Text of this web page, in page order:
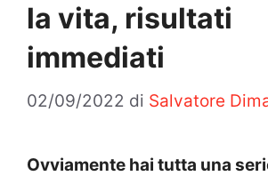
la vita, risultati
immediati
02/09/2022 di Salvatore
Ovviamente hai tutta una